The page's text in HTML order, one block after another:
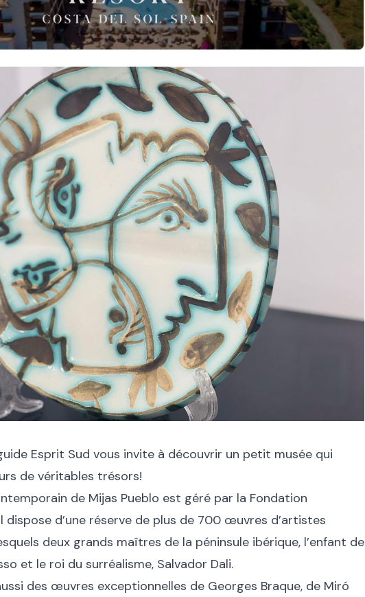
Esprit Sud vous invite à découvrir un petit musée qui
de véritables trésors!
de Mijas Pueblo est géré par la Fondation
dispose d’une réserve de plus de 700 œuvres d’artistes
deux grands maîtres de la péninsule ibérique, l’enfant de
et le roi du surréalisme, Salvador Dali.
des œuvres exceptionnelles de Georges Braque, de Miró